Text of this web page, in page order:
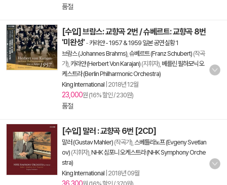
품절
[수입] 브람스: 교향곡 2번 / 슈베르트: 교향곡 8번
'미완성' -카라얀 - 1957 & 1959 일본 공연 실황 1
브람스 (Johannes Brahms) 슈베르트 (Franz Schubert) (작곡
가), 카라얀 (Herbert Von Karajan) (지휘자), 베를린 필하모닉 오
케스트라 (Berlin Philharmonic Orchestra)
King International 2018년 12월
23,000원 (16% 할인 / 230원)
품절
[수입] 말러 : 교향곡 6번 [2CD]
말러 (Gustav Mahler) (작곡가), 스베틀라노프 (Evgeny Svetlan
ov) (지휘자), NHK 심포니 오케스트라 (NHK Symphony Orche
stra)
King International 2018년 09월